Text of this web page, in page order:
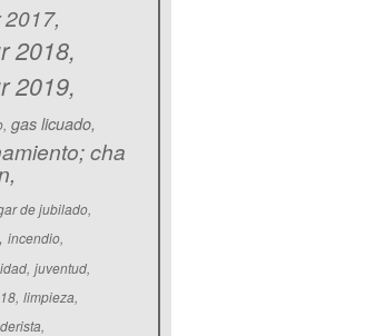
2017
2018
2019
gas licuado
cha
de jubilado
incendio
juventud
limpieza